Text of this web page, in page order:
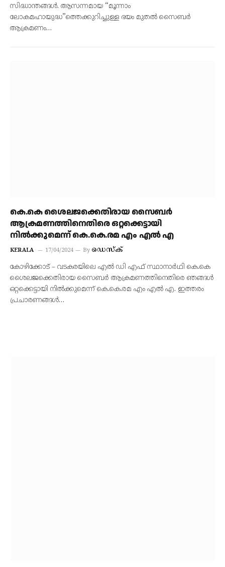
സിദ്ധാന്തങ്ങൾ. ആസന്നമായ “മൂന്നാം
ലോകമഹായുദ്ധ”ത്തെക്കുറിച്ചുള്ള ഭയം മുതൽ സൈബർ
ആക്രമണം…
കെ.കെ ശൈലജക്കെതിരായ സൈബര്‍
ആക്രമണത്തിനെതിരെ ഒറ്റക്കെട്ടായി
നില്‍ക്കുമെന്ന് കെ.കെ.രമ എം എല്‍ എ
KERALA 17/04/2024 By ഡെസ്‌ക്
കോഴിക്കോട് – വടകരയിലെ എല്‍ ഡി എഫ് സ്ഥാനാര്‍ഥി കെ.കെ
ശൈലജക്കെതിരായ സൈബര്‍ ആക്രമണത്തിനെതിരെ ഞങ്ങള്‍
ഒറ്റക്കെട്ടായി നില്‍ക്കുമെന്ന് കെ.കെ.രമ എം എല്‍ എ. ഇത്തരം
പ്രചാരണങ്ങള്‍…